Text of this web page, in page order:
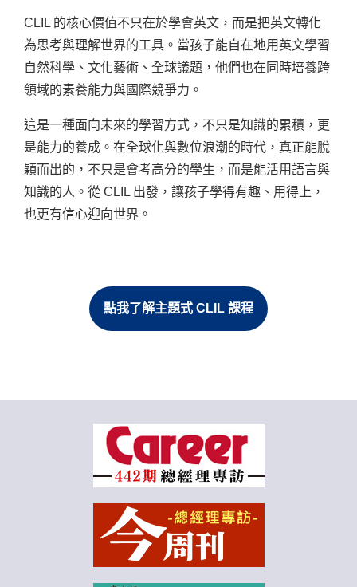
CLIL 的核心價值不只在於學會英文，而是把英文轉化
為思考與理解世界的工具。當孩子能自在地用英文學習
自然科學、文化藝術、全球議題，他們也在同時培養跨
領域的素養能力與國際競爭力。
這是一種面向未來的學習方式，不只是知識的累積，更
是能力的養成。在全球化與數位浪潮的時代，真正能脫
穎而出的，不只是會考高分的學生，而是能活用語言與
知識的人。從 CLIL 出發，讓孩子學得有趣、用得上，
也更有信心迎向世界。
點我了解主題式 CLIL 課程